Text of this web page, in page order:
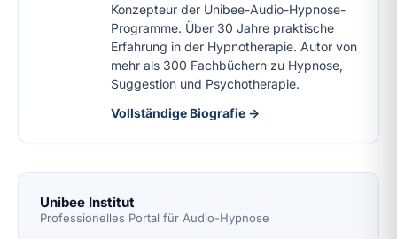
Konzepteur der Unibee-Audio-Hypnose-
Programme. Über 30 Jahre praktische
Erfahrung in der Hypnotherapie. Autor von
mehr als 300 Fachbüchern zu Hypnose,
Suggestion und Psychotherapie.
Vollständige Biografie →
Unibee Institut
Professionelles Portal für Audio-Hypnose